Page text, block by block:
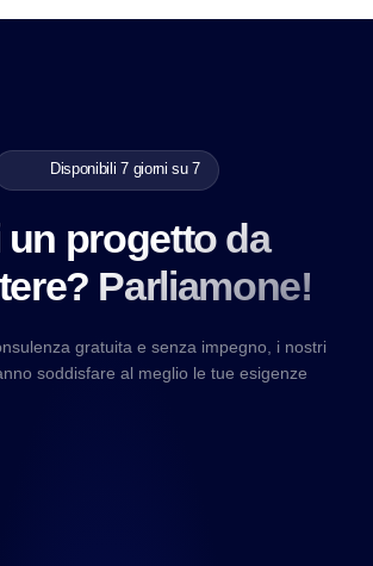
Disponibili 7 giorni su 7
un progetto da
Parliamone!
gratuita e senza impegno, i nostri
soddisfare al meglio le tue esigenze